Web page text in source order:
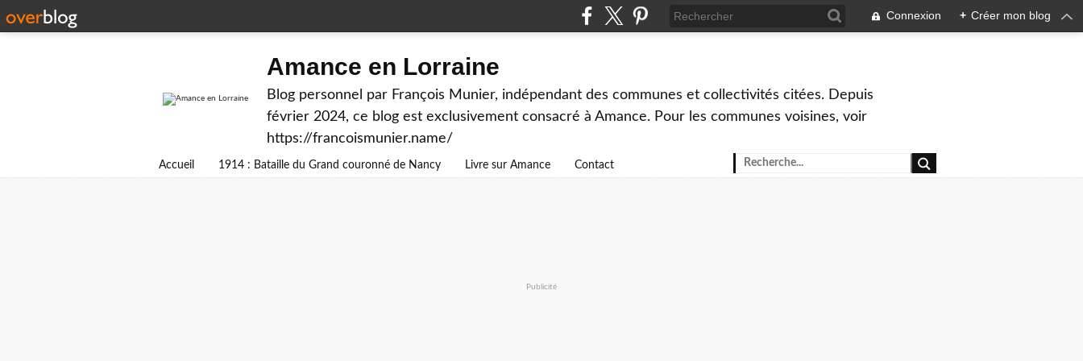
Connexion + Créer mon blog
Amance en Lorraine
Blog personnel par François Munier, indépendant des communes et collectivités citées. Depuis
février 2024, ce blog est exclusivement consacré à Amance. Pour les communes voisines, voir
https://francoismunier.name/
Accueil 1914 : Bataille du Grand couronné de Nancy Livre sur Amance Contact
Publicité